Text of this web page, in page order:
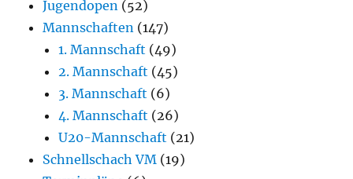
Jugendopen (52)
Mannschaften (147)
1. Mannschaft (49)
2. Mannschaft (45)
3. Mannschaft (6)
4. Mannschaft (26)
U20-Mannschaft (21)
Schnellschach VM (19)